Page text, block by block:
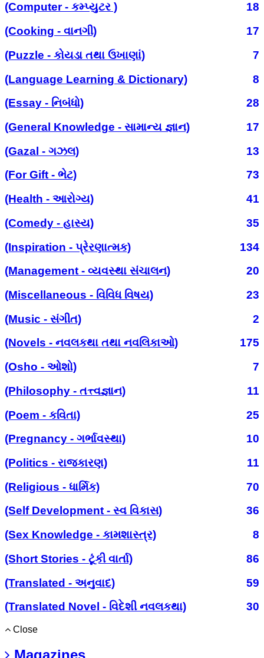
(Computer - કમ્પ્યુટર )
18
(Cooking - વાનગી)
17
(Puzzle - કોયડા તથા ઉખાણાં)
7
(Language Learning & Dictionary)
8
(Essay - નિબંધો)
28
(General Knowledge - સામાન્ય જ્ઞાન)
17
(Gazal - ગઝલ)
13
(For Gift - ભેટ)
73
(Health - આરોગ્ય)
41
(Comedy - હાસ્ય)
35
(Inspiration - પ્રેરણાત્મક)
134
(Management - વ્યવસ્થા સંચાલન)
20
(Miscellaneous - વિવિધ વિષય)
23
(Music - સંગીત)
2
(Novels - નવલકથા તથા નવલિકાઓ)
175
(Osho - ઓશો)
7
(Philosophy - તત્ત્વજ્ઞાન)
11
(Poem - કવિતા)
25
(Pregnancy - ગર્ભાવસ્થા)
10
(Politics - રાજકારણ)
11
(Religious - ધાર્મિક)
70
(Self Development - સ્વ વિકાસ)
36
(Sex Knowledge - કામશાસ્ત્ર)
8
(Short Stories - ટૂંકી વાર્તા)
86
(Translated - અનુવાદ)
59
(Translated Novel - વિદેશી નવલકથા)
30
Close
Magazines